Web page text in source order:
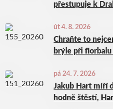
přestupuje k
út 4. 8. 2026
Chraňte to
brýle při
pá 24. 7. 2026
Jakub Hart míří
hodně štěstí,